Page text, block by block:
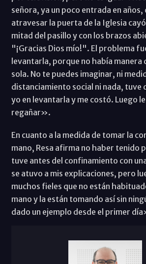
señora, ya un poco entrada en años,
atravesar la puerta de la Iglesia
mitad del pasillo y con los brazos
"¡Gracias Dios mío!". El problema
levantarla, porque no había manera
sola. No te puedes imaginar, ni
distanciamiento social ni nada, tuve
yo en levantarla y me costó. Luego
regañar».
En cuanto a la medida de tomar la
mano, Resa afirma no haber tenido
tuve antes del confinamiento con
se atuvo a mis explicaciones, pero
muchos fieles que no están
mano y la están tomando así sin
dado un ejemplo desde el primer